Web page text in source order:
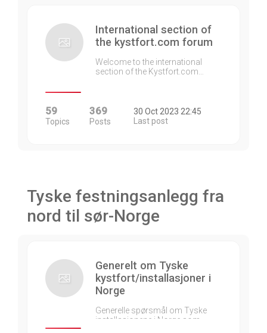
International section of
the kystfort.com forum
Welcome to the international
section of the Kystfort.com…
59
Topics
369
Posts
30 Oct 2023 22:45
Last post
Tyske festningsanlegg fra
nord til sør-Norge
Generelt om Tyske
kystfort/installasjoner i
Norge
Generelle spørsmål om Tyske
installasjonene i Norge som…